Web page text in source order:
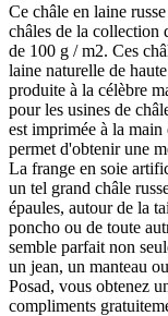
Ce châle en laine
châles de la collection
de 100 g / m2. Ces
laine naturelle de
produite à la célèbre
pour les usines de
est imprimée à la main
permet d'obtenir une
La frange en soie
un tel grand châle
épaules, autour de la
poncho ou de toute
semble parfait non
un jean, un manteau
Posad, vous obtenez
compliments